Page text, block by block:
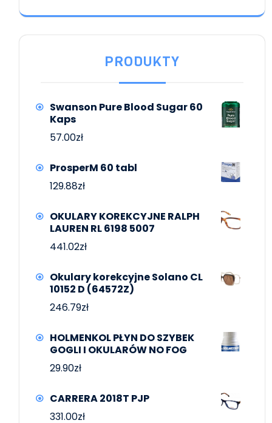
PRODUKTY
Swanson Pure Blood Sugar 60
Kaps
57.00zł
ProsperM 60 tabl
129.88zł
OKULARY KOREKCYJNE RALPH
LAUREN RL 6198 5007
441.02zł
Okulary korekcyjne Solano CL
10152 D (64572Z)
246.79zł
HOLMENKOL PŁYN DO SZYBEK
GOGLI I OKULARÓW NO FOG
29.90zł
CARRERA 2018T PJP
331.00zł